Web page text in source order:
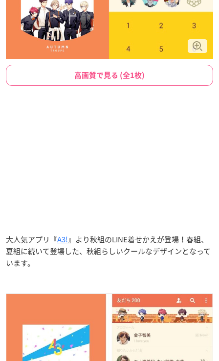
高画質で見る (全1枚)
大人気アプリ『A3!』より秋組のLINE着せかえが登場！春組、
夏組に続いて登場した、秋組らしいクールなデザインとなって
います。